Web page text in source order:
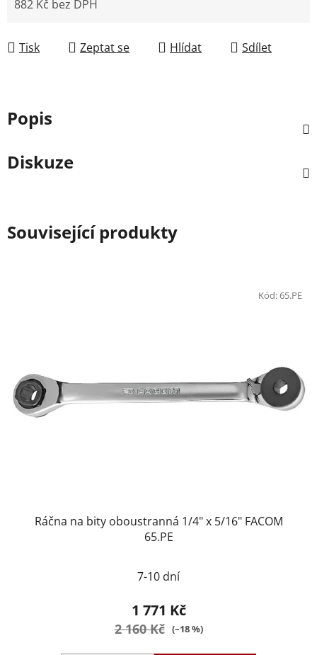
882 Kč bez DPH
Tisk Zeptat se Hlídat Sdílet
Popis
Diskuze
Související produkty
Ráčna na bity oboustranná 1/4" x 5/16" FACOM
65.PE
hodnocení
produktu
je
7-10 dní
1 771 Kč
2 160 Kč (–18 %)
Kód:65.PE